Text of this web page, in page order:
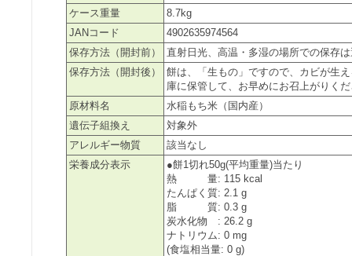
ケース重量
8.7kg
JANコード
4902635974564
保存方法（開封前）
直射日光、高温・多湿の場所での保存
保存方法（開封後）
餅は、「生もの」ですので、カビが生
庫に保管して、お早めにお召上がりく
原材料名
水稲もち米（国内産）
遺伝子組換え
対象外
アレルギー物質
該当なし
栄養成分表示
●餅1切れ50g(平均重量)当たり
熱 量: 115 kcal
たんぱく質: 2.1 g
脂 質: 0.3 g
炭水化物 : 26.2 g
ナトリウム: 0 mg
(食塩相当量: 0 g)